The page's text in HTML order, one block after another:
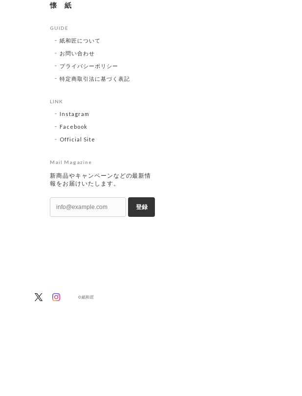
懐 紙
GUIDE
紙和匠について
お問い合わせ
プライバシーポリシー
特定商取引法に基づく表記
LINK
Instagram
Facebook
Official Site
Mail Magazine
新商品やキャンペーンなどの最新情
報をお届けいたします。
登録
©紙和匠